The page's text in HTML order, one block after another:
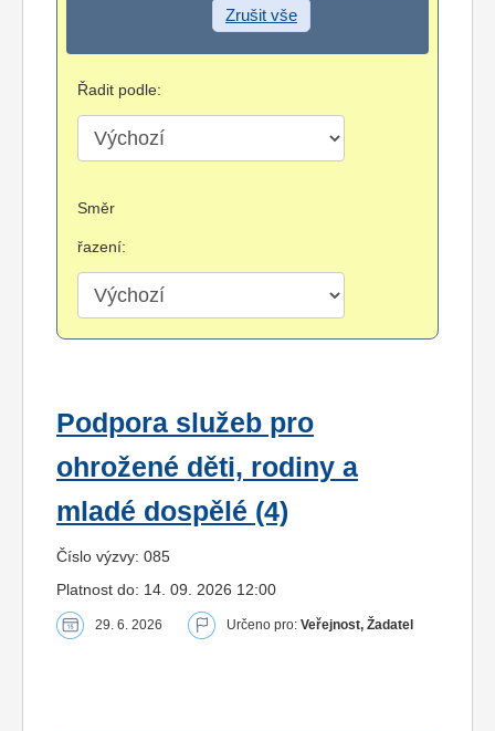
Zrušit vše
Řadit podle:
Směr
řazení:
Podpora služeb pro
ohrožené děti, rodiny a
mladé dospělé (4)
Číslo výzvy: 085
Platnost do: 14. 09. 2026 12:00
29. 6. 2026 Určeno pro: Veřejnost, Žadatel